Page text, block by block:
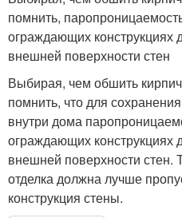
помнить,
ограждающих конструкциях
внешней поверхности стен
Выбирая, чем обшить
помнить, что для
внутри дома
ограждающих конструкциях
внешней поверхности стен.
отделка должна лучше
конструкция стены.